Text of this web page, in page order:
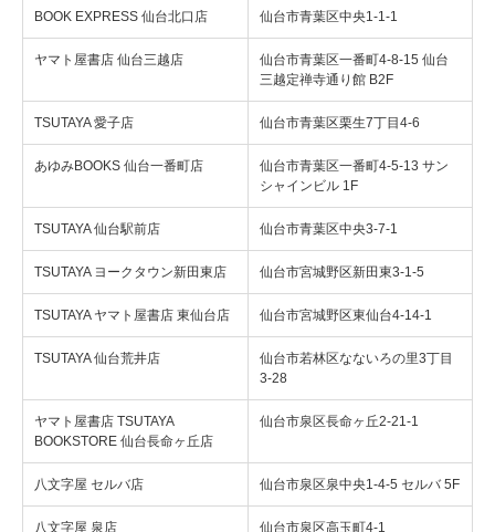
BOOK EXPRESS 仙台北口店 仙台市青葉区中央1-1-1
ヤマト屋書店 仙台三越店
仙台市青葉区一番町4-8-15 仙台
三越定禅寺通り館 B2F
TSUTAYA 愛子店 仙台市青葉区栗生7丁目4-6
あゆみBOOKS 仙台一番町店
仙台市青葉区一番町4-5-13 サン
シャインビル 1F
TSUTAYA 仙台駅前店 仙台市青葉区中央3-7-1
TSUTAYA ヨークタウン新田東店 仙台市宮城野区新田東3-1-5
TSUTAYA ヤマト屋書店 東仙台店 仙台市宮城野区東仙台4-14-1
TSUTAYA 仙台荒井店
仙台市若林区なないろの里3丁目
3-28
ヤマト屋書店 TSUTAYA
BOOKSTORE 仙台長命ヶ丘店
仙台市泉区長命ヶ丘2-21-1
八文字屋 セルバ店 仙台市泉区泉中央1-4-5 セルバ 5F
八文字屋 泉店 仙台市泉区高玉町4-1